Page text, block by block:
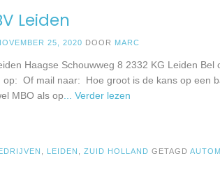
Leiden
25, 2020 DOOR MARC
Haagse Schouwweg 8 2332 KG Leiden
op: Of mail naar: Hoe groot is de kans op een
MBO als op ... Verder lezen
LEIDEN ,ZUID HOLLAND GETAGD